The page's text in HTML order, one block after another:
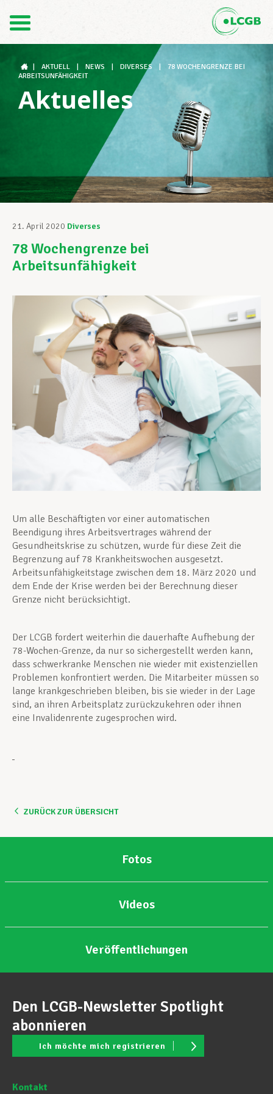
FR
Der LCGB
Gewerkschaftsstrukturen
Unterstützung im Arbeitsalltag
Ihre Rechte
Unterstützung im Privatleben
Berufliche Weiterentwicklung
Mitglied werden
Aktuell
AKTUELL NEWS DIVERSES
78 WOCHENGRENZE BEI
ARBEITSUNFÄHIGKEIT
Aktuelles
21. April 2020 Diverses
78 Wochengrenze bei
Arbeitsunfähigkeit
Um alle Beschäftigten vor einer automatischen
Beendigung ihres Arbeitsvertrages während der
Gesundheitskrise zu schützen, wurde für diese Zeit die
Begrenzung auf 78 Krankheitswochen ausgesetzt.
Arbeitsunfähigkeitstage zwischen dem 18. März 2020 und
dem Ende der Krise werden bei der Berechnung dieser
Grenze nicht berücksichtigt.
Der LCGB fordert weiterhin die dauerhafte Aufhebung der
78-Wochen-Grenze, da nur so sichergestellt werden kann,
dass schwerkranke Menschen nie wieder mit existenziellen
Problemen konfrontiert werden. Die Mitarbeiter müssen so
lange krankgeschrieben bleiben, bis sie wieder in der Lage
sind, an ihren Arbeitsplatz zurückzukehren oder ihnen
eine Invalidenrente zugesprochen wird.
ZURÜCK ZUR ÜBERSICHT
Fotos
Videos
Veröffentlichungen
Den LCGB-Newsletter Spotlight
abonnieren
Ich möchte mich registrieren
Kontakt